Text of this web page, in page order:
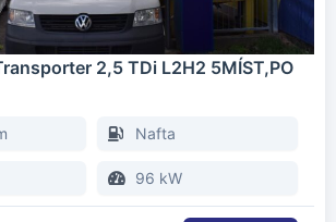
2,5 TDi L2H2 5MÍST,PO
Nafta
96 kW